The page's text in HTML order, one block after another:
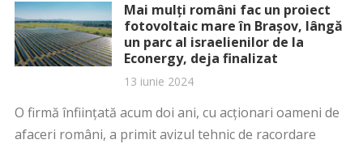
Mai mulți români fac un proiect
fotovoltaic mare în Brașov, lângă
un parc al israelienilor de la
Econergy, deja finalizat
13 iunie 2024
O firmă înființată acum doi ani, cu acționari oameni de
afaceri români, a primit avizul tehnic de racordare